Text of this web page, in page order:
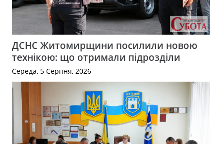
ДСНС Житомирщини посилили новою
технікою: що отримали підрозділи
Середа, 5 Серпня, 2026